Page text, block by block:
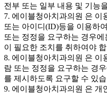
전부 또는 일부 내용 및 기능
7. 에이블청아치과의원 은 이
또는 아이디(ID)등을 이용하
또는 정정을 요구하는 경우
이 필요한 조치를 취하여야
8. 에이블청아치과의원 은 이
람 또는 정정을 요구하는 경
를 제시하도록 요구할 수 있
9. 에이블청아치과의원 은 개